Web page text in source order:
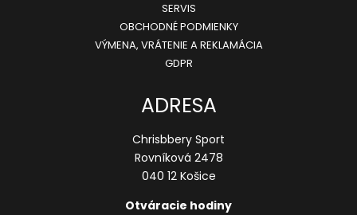
SERVIS
OBCHODNÉ PODMIENKY
VÝMENA, VRÁTENIE A REKLAMÁCIA
GDPR
ADRESA
Chrisbbery Sport
Rovníková 2478
040 12 Košice
Otváracie hodiny